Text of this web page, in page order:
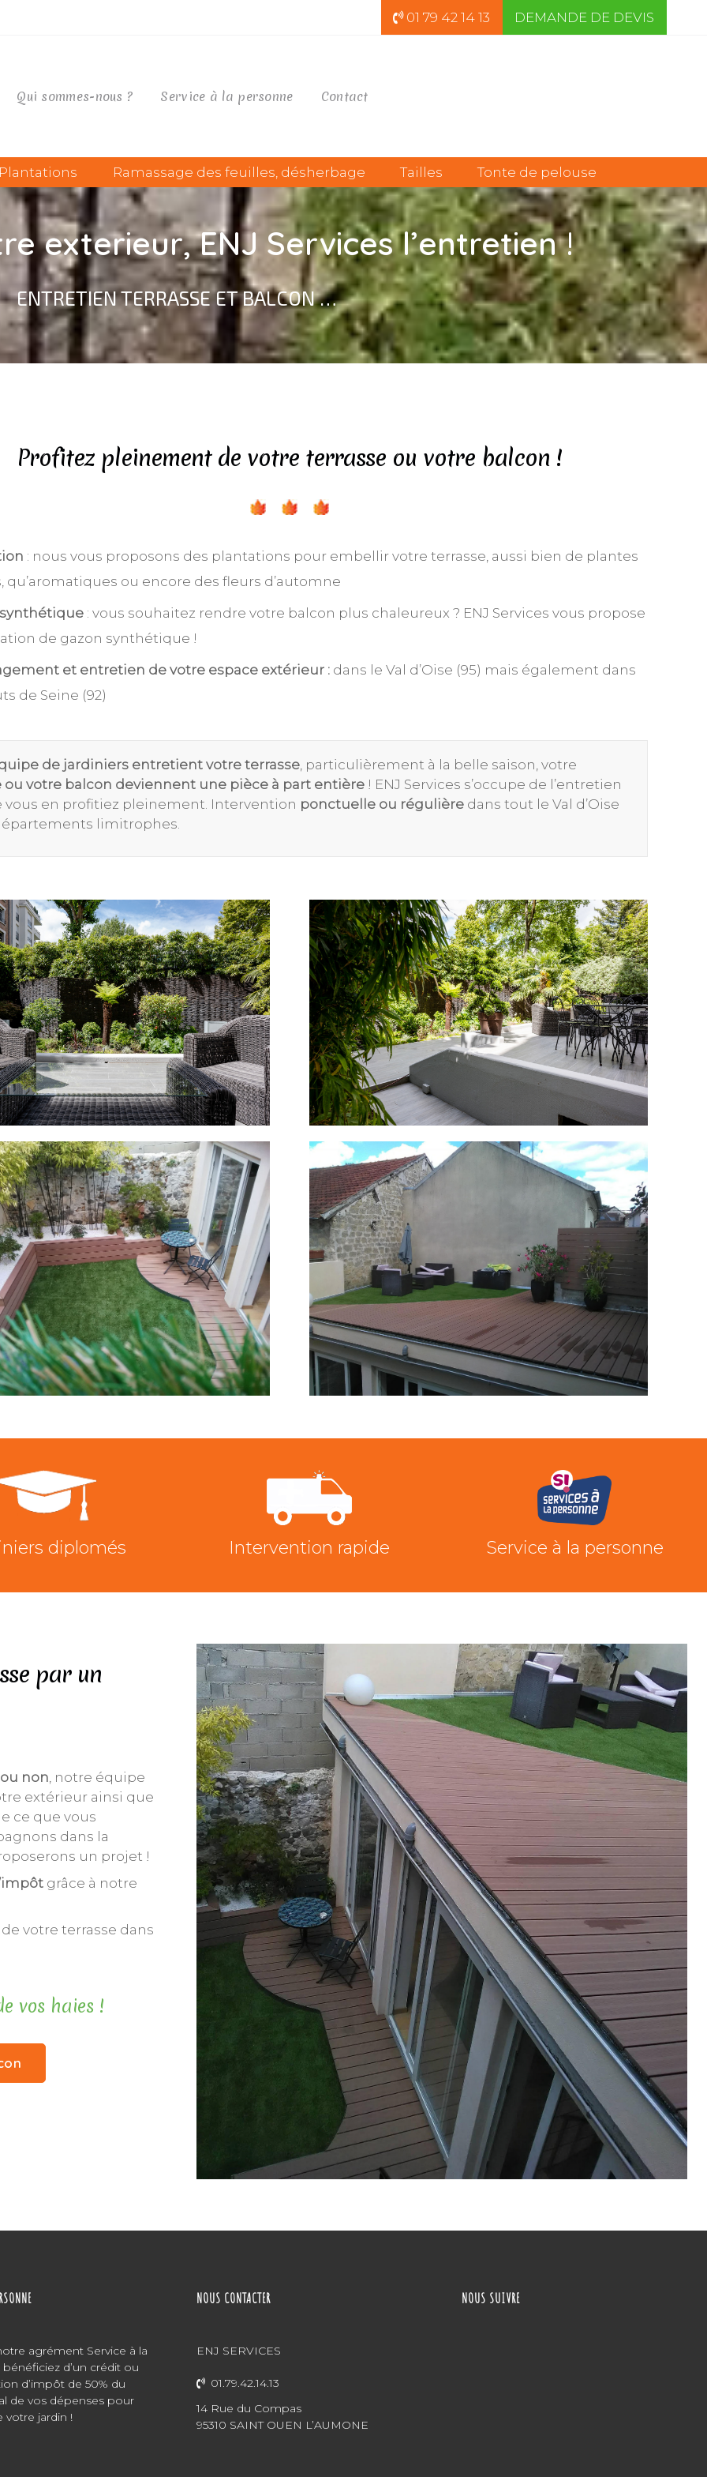
01 79 42 14 13 DEMANDE DE DEVIS
Qui sommes-nous ? Service à la personne Contact
Plantations Ramassage des feuilles, désherbage Tailles Tonte de pelouse
exterieur, ENJ Services l’entretien !
ENTRETIEN TERRASSE ET BALCON …
Profitez pleinement de votre terrasse ou votre balcon !
: nous vous proposons des plantations pour embellir votre terrasse, aussi bien de plantes
qu’aromatiques ou encore des fleurs d’automne
: vous souhaitez rendre votre balcon plus chaleureux ? ENJ Services vous propose
de gazon synthétique !
et entretien de votre espace extérieur : dans le Val d’Oise (95) mais également dans
de Seine (92)
de jardiniers entretient votre terrasse, particulièrement à la belle saison, votre
ou votre balcon deviennent une pièce à part entière ! ENJ Services s’occupe de l’entretien
vous en profitiez pleinement. Intervention ponctuelle ou régulière dans tout le Val d’Oise
limitrophes.
diplomés Intervention rapide Service à la personne
par un
non, notre équipe
extérieur ainsi que
ce que vous
dans la
un projet !
grâce à notre
votre terrasse dans
vos haies !
agrément Service à la
d’un crédit ou
d’impôt de 50% du
de vos dépenses pour
votre jardin !
NOUS CONTACTER
ENJ SERVICES
01.79.42.14.13
14 Rue du Compas
95310 SAINT OUEN L’AUMONE
NOUS SUIVRE